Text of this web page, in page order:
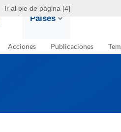
Ir al pie de página [4]
Países
Acciones Publicaciones